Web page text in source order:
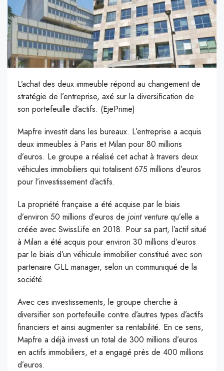
L’achat des deux immeuble répond au changement de
stratégie de l’entreprise, axé sur la diversification de
son portefeuille d’actifs. (EjePrime)
Mapfre investit dans les bureaux. L’entreprise a acquis
deux immeubles à Paris et Milan pour 80 millions
d’euros. Le groupe a réalisé cet achat à travers deux
véhicules immobiliers qui totalisent 675 millions d’euros
pour l’investissement d’actifs.
La propriété française a été acquise par le biais
d’environ 50 millions d’euros de joint venture qu’elle a
créée avec SwissLife en 2018. Pour sa part, l’actif situé
à Milan a été acquis pour environ 30 millions d’euros
par le biais d’un véhicule immobilier constitué avec son
partenaire GLL manager, selon un communiqué de la
société.
Avec ces investissements, le groupe cherche à
diversifier son portefeuille contre d’autres types d’actifs
financiers et ainsi augmenter sa rentabilité. En ce sens,
Mapfre a déjà investi un total de 300 millions d’euros
en actifs immobiliers, et a engagé près de 400 millions
d’euros.